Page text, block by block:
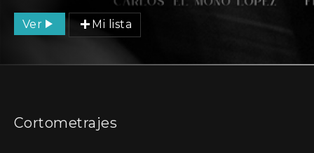
Ver Mi lista
Cortometrajes